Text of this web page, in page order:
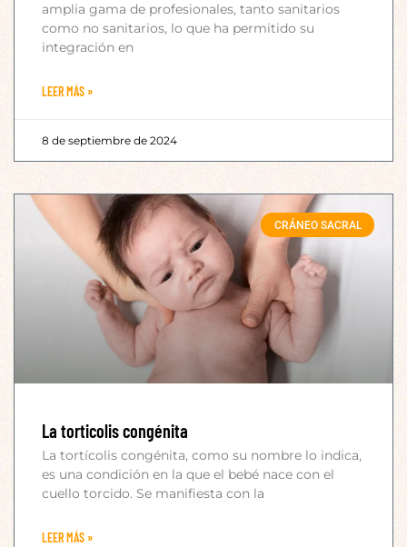
amplia gama de profesionales, tanto sanitarios
como no sanitarios, lo que ha permitido su
integración en
LEER MÁS »
8 de septiembre de 2024
CRÁNEO SACRAL
La torticolis congénita
La tortícolis congénita, como su nombre lo indica,
es una condición en la que el bebé nace con el
cuello torcido. Se manifiesta con la
LEER MÁS »